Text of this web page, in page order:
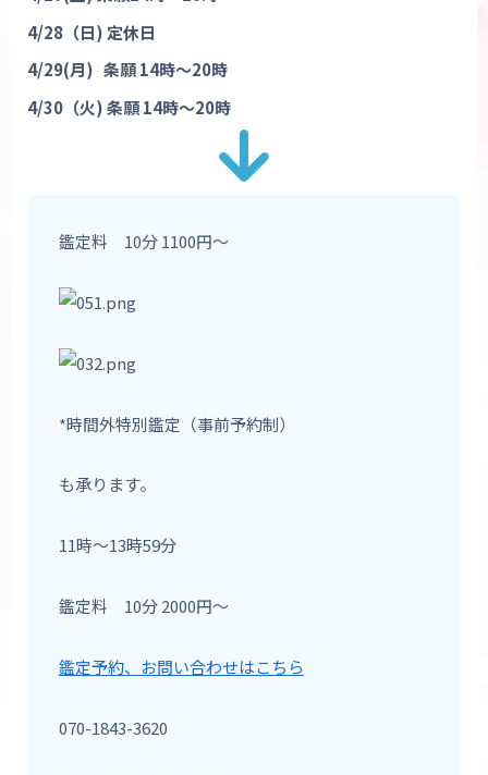
4/28 （日) 定休日
4/29(月) 条願14時〜20時
4/30 （火)条願14時〜20時
鑑定料 10分 1100円〜
*時間外特別鑑定（事前予約制）
も承ります。
11時〜13時59分
鑑定料 10分 2000円〜
鑑定予約、お問い合わせはこちら
070-1843-3620